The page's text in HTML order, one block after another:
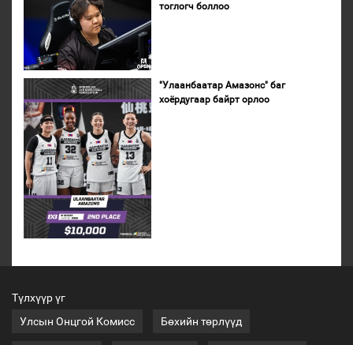
тоглогч боллоо
"Улаанбаатар Амазонс" баг
хоёрдугаар байрт орлоо
Түлхүүр үг
Улсын Онцгой Комисс
Бөхийн төрлүүд